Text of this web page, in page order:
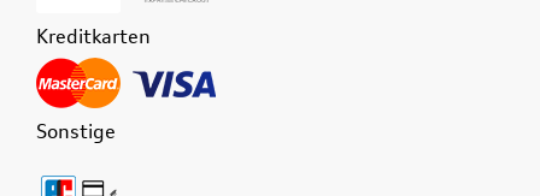
Kreditkarten
Sonstige